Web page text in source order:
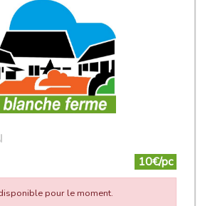
10€/pc
pour le moment.